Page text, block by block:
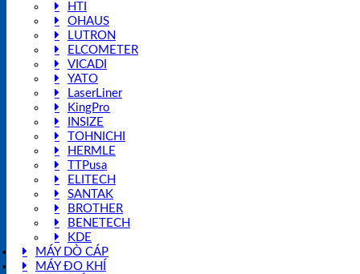
HTI
OHAUS
LUTRON
ELCOMETER
VICADI
YATO
LaserLiner
KingPro
INSIZE
TOHNICHI
HERMLE
TTPusa
ELITECH
SANTAK
BROTHER
BENETECH
KDE
MÁY DÒ CÁP
MÁY ĐO KHÍ